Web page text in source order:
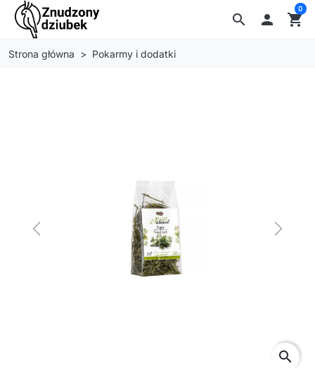
search  shopping_cart
0
Strona główna Pokarmy i dodatki
Previous Next
search